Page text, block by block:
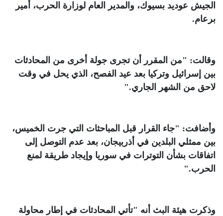
الجيش عوديد بسيوك، والمدير العام لوزارة الحرب، أمير
برعام.
وقالت: "من المقرر أن تجرى جولة أخرى من المحادثات
بين إسرائيل وتركيا بعد عيد الفصح، الذي يحل في وقت
لاحق من الشهر الجاري".
وأضافت: "جاء القرار قبل المباحثات التي جرت الخميس،
بين ممثلي البلدين في أذربيجان، بعد عدم التوصل إلى
اتفاقات بشأن التوترات في سوريا وإيجاد طريقة لمنع
الحرب".
وذكرت هيئة البث أنه "تأتي المحادثات في إطار محاولة